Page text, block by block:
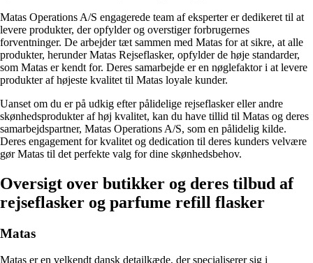
Matas Operations A/S engagerede team af eksperter er dedikeret til at
levere produkter, der opfylder og overstiger forbrugernes
forventninger. De arbejder tæt sammen med Matas for at sikre, at alle
produkter, herunder Matas Rejseflasker, opfylder de høje standarder,
som Matas er kendt for. Deres samarbejde er en nøglefaktor i at levere
produkter af højeste kvalitet til Matas loyale kunder.
Uanset om du er på udkig efter pålidelige rejseflasker eller andre
skønhedsprodukter af høj kvalitet, kan du have tillid til Matas og deres
samarbejdspartner, Matas Operations A/S, som en pålidelig kilde.
Deres engagement for kvalitet og dedication til deres kunders velvære
gør Matas til det perfekte valg for dine skønhedsbehov.
Oversigt over butikker og deres tilbud af
rejseflasker og parfume refill flasker
Matas
Matas er en velkendt dansk detailkæde, der specialiserer sig i